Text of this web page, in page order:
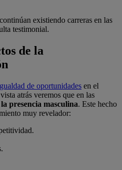
existiendo carreras en las
testimonial.
de la
de oportunidades en el
atrás veremos que en las
presencia masculina. Este hecho
muy revelador: